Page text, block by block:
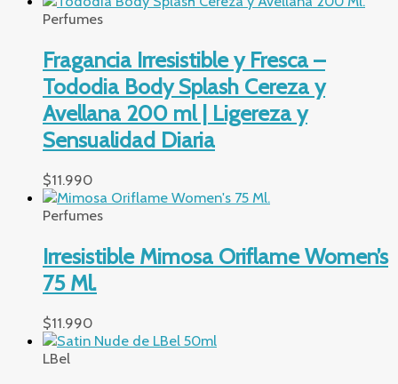
Perfumes
Fragancia Irresistible y Fresca –
Tododia Body Splash Cereza y
Avellana 200 ml | Ligereza y
Sensualidad Diaria
$11.990
Perfumes
Irresistible Mimosa Oriflame Women’s
75 Ml.
$11.990
LBel